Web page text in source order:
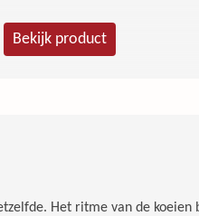
Bekijk product
Het ritme van de koeien